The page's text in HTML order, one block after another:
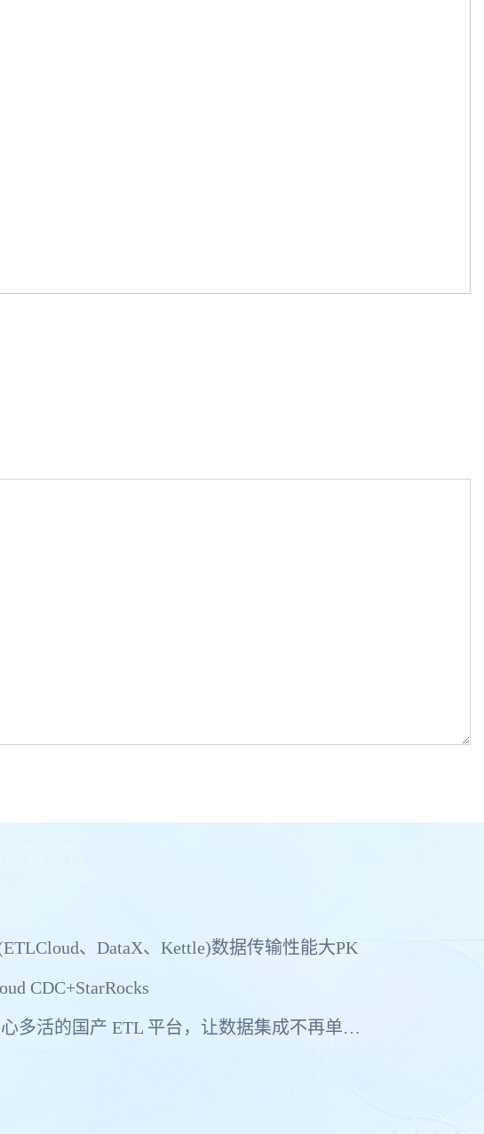
、DataX、Kettle)数据传输性能大PK
CDC+StarRocks
真正支持多中心多活的国产 ETL 平台，让数据集成不再单点依赖